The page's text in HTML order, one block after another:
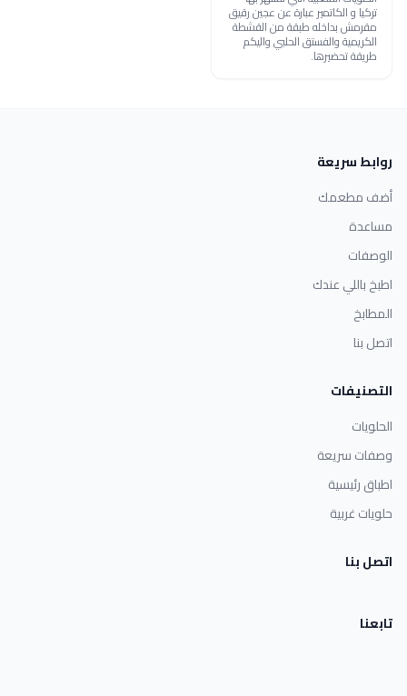
تركيا و الكاتمير عبارة عن عجين رقيق
مقرمش بداخله طبقة من القشطة
الكريمية والفستق الحلبي واليكم
طريقة تحضيرها.
روابط سريعة
أضف مطعمك
مساعدة
الوصفات
اطبخ باللي عندك
المطابخ
اتصل بنا
التصنيفات
الحلويات
وصفات سريعة
اطباق رئيسية
حلويات غربية
اتصل بنا
تابعنا